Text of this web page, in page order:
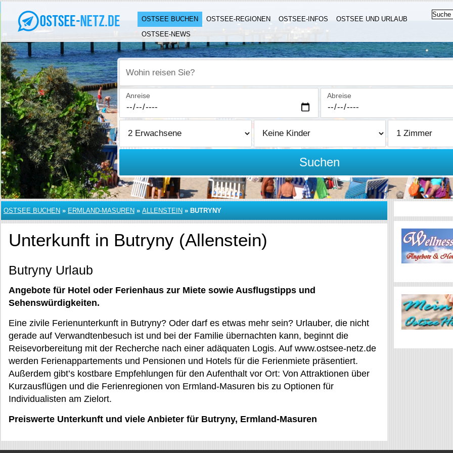
OSTSEE BUCHEN OSTSEE-REGIONEN OSTSEE-INFOS
OSTSEE UND URLAUB
OSTSEE-NEWS
Wohin reisen Sie?
Anreise Abreise
Suchen
OSTSEE BUCHEN » ERMLAND-MASUREN » ALLENSTEIN » BUTRYNY
Unterkunft in Butryny (Allenstein)
Butryny Urlaub
Angebote für Hotel oder Ferienhaus zur Miete sowie Ausflugstipps und
Sehenswürdigkeiten.
Eine zivile Ferienunterkunft in Butryny? Oder darf es etwas mehr sein? Urlauber, die nicht
gerade auf Verwandtenbesuch ist und bei der Familie übernachten kann, beginnt die
Reisevorbereitung mit der Recherche nach einer adäquaten Logis. Auf www.ostsee-netz.de
werden Ferienappartements und Pensionen und Hotels für die Ferienmiete präsentiert.
Außerdem gibt’s kostbare Empfehlungen für den Aufenthalt vor Ort: Von Attraktionen über
Kurzausflügen und die Ferienregionen von Ermland-Masuren bis zu Optionen für
Individualisten am Zielort.
Preiswerte Unterkunft und viele Anbieter für Butryny, Ermland-Masuren